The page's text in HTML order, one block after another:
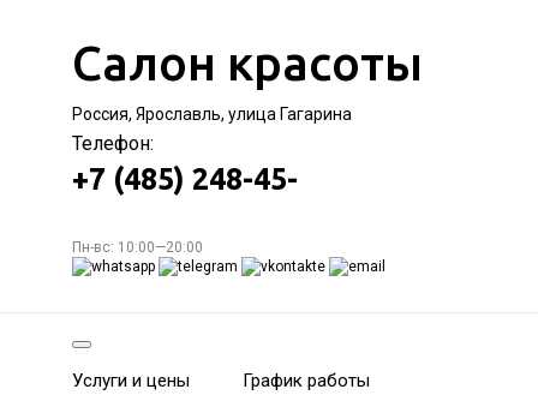
Салон красоты
Россия, Ярославль, улица Гагарина
Телефон:
+7 (485) 248-45-
Пн-вс: 10:00—20:00
Услуги и цены График работы